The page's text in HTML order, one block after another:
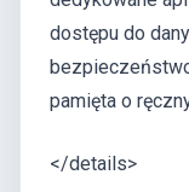
dostępu do
pamięta o
</details>